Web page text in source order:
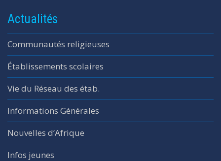
Actualités
Communautés religieuses
Établissements scolaires
Vie du Réseau des étab.
Informations Générales
Nouvelles d’Afrique
Infos jeunes